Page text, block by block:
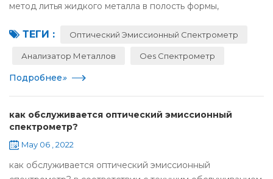
метод литья жидкого металла в полость формы,
затвердевание для получения детали или заготовки., в
ТЕГИ : Оптический Эмиссионный Спектрометр
Анализатор Металлов Oes Спектрометр
Подробнее»
как обслуживается оптический эмиссионный
спектрометр?
May 06 , 2022
как обслуживается оптический эмиссионный